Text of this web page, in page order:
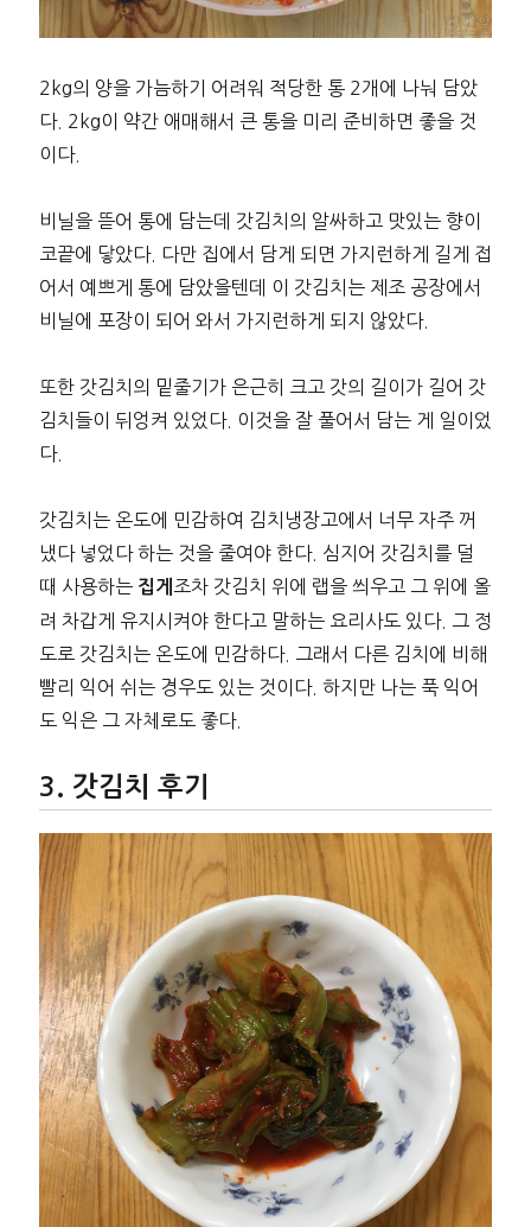
2kg의 양을 가늠하기 어려워 적당한 통 2개에 나눠 담았
다. 2kg이 약간 애매해서 큰 통을 미리 준비하면 좋을 것
이다.
비닐을 뜯어 통에 담는데 갓김치의 알싸하고 맛있는 향이
코끝에 닿았다. 다만 집에서 담게 되면 가지런하게 길게 접
어서 예쁘게 통에 담았을텐데 이 갓김치는 제조 공장에서
비닐에 포장이 되어 와서 가지런하게 되지 않았다.
또한 갓김치의 밑줄기가 은근히 크고 갓의 길이가 길어 갓
김치들이 뒤엉켜 있었다. 이것을 잘 풀어서 담는 게 일이었
다.
갓김치는 온도에 민감하여 김치냉장고에서 너무 자주 꺼
냈다 넣었다 하는 것을 줄여야 한다. 심지어 갓김치를 덜
때 사용하는 집게 조차 갓김치 위에 랩을 씌우고 그 위에 올
려 차갑게 유지시켜야 한다고 말하는 요리사도 있다. 그 정
도로 갓김치는 온도에 민감하다. 그래서 다른 김치에 비해
빨리 익어 쉬는 경우도 있는 것이다. 하지만 나는 푹 익어
도 익은 그 자체로도 좋다.
갓김치 후기